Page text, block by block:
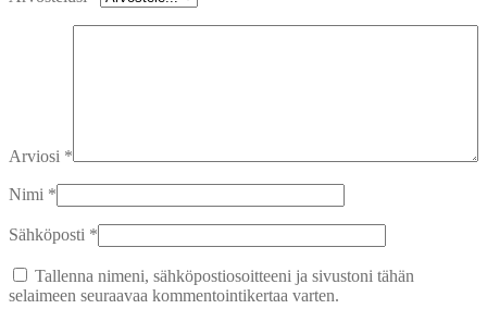
Arviosi *
Nimi *
Sähköposti *
Tallenna nimeni, sähköpostiosoitteeni ja sivustoni tähän
selaimeen seuraavaa kommentointikertaa varten.